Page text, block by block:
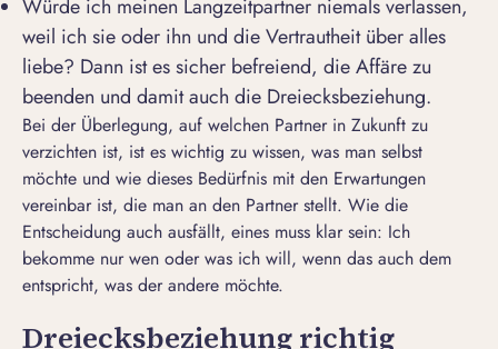
Würde ich meinen Langzeitpartner niemals verlassen,
weil ich sie oder ihn und die Vertrautheit über alles
liebe? Dann ist es sicher befreiend, dieAffäre zu
beenden und damit auch die Dreiecksbeziehung.
Bei der Überlegung, auf welchen Partner in Zukunft zu
verzichten ist, ist es wichtig zu wissen, was man selbst
möchte und wie dieses Bedürfnis mit den Erwartungen
vereinbar ist, die man an den Partner stellt. Wie die
Entscheidung auch ausfällt, eines muss klar sein: Ich
bekomme nur wen oder was ich will, wenn das auch dem
entspricht, was der andere möchte.
Dreiecksbeziehung richtig